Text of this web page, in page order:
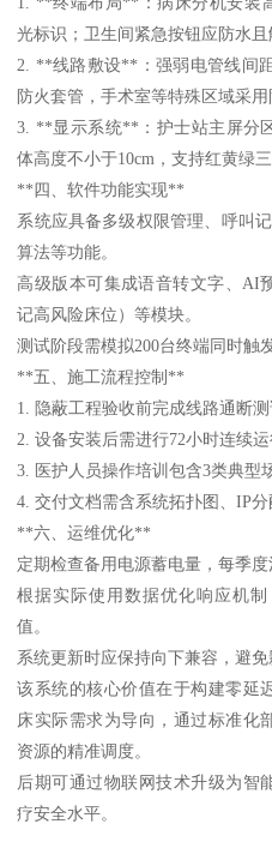
光标识；卫生间紧急按钮应防水且
2. **线路敷设**：强弱电管线间
防火套管，手术室等特殊区域采用
3. **显示系统**：护士站主屏分
体高度不小于10cm，支持红黄绿三
**四、软件功能实现**
系统应具备多级权限管理、呼叫
算法等功能。
高级版本可集成语音转文字、AI
记高风险床位）等模块。
测试阶段需模拟200台终端同时触
**五、施工流程控制**
1. 隐蔽工程验收前完成线路通断
2. 设备安装后需进行72小时连续运
3. 医护人员操作培训包含3类典型
4. 交付文档需含系统拓扑图、IP分
**六、运维优化**
定期检查备用电源蓄电量，每季度
根据实际使用数据优化响应机
值。
系统更新时应保持向下兼容，避免
该系统的核心价值在于构建零延
床实际需求为导向，通过标准化
资源的精准调度。
后期可通过物联网技术升级为智
疗安全水平。